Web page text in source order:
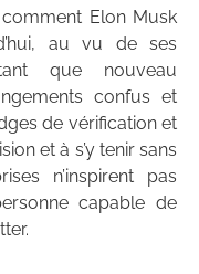
Elon Musk
au vu de ses
que nouveau
confus et
de vérification et
et à s’y tenir sans
n’inspirent pas
capable de